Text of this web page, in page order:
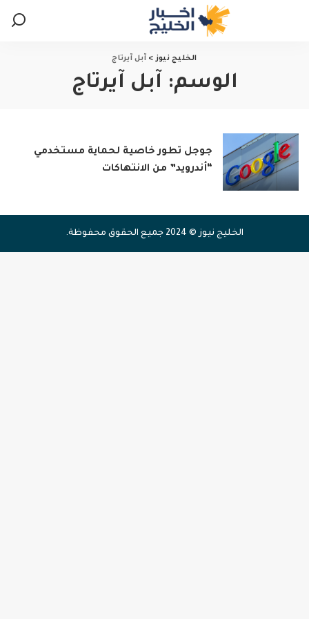
الخليج نيوز> آبل آيرتاج
الوسم: آبل آيرتاج
جوجل تطور خاصية لحماية مستخدمي
“أندرويد” من الانتهاكات
الخليج نيوز © 2024 جميع الحقوق محفوظة.